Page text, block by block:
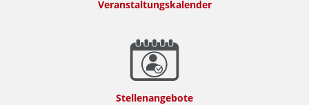
Veranstaltungskalender
Stellenangebote